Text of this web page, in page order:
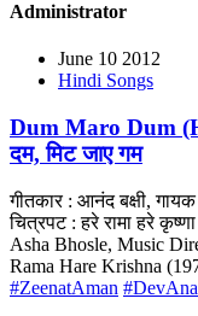
Administrator
June 10 2012
Hindi Songs
Dum Maro Dum
दम, मिट जाए गम
गीतकार : आनंद बक्षी,
चित्रपट : हरे रामा हरे
Asha Bhosle, Music
Rama Hare Krishna
#ZeenatAman